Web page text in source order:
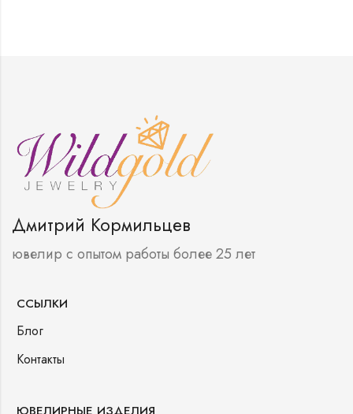
Дмитрий Кормильцев
ювелир с опытом работы более 25 лет
ССЫЛКИ
Блог
Контакты